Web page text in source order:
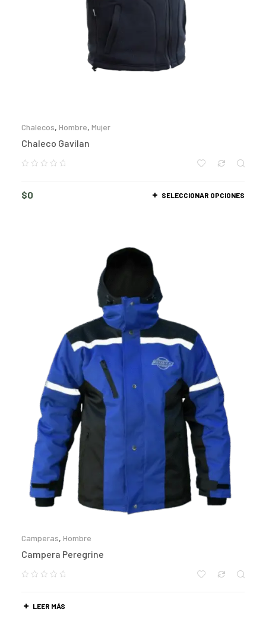
Chalecos, Hombre, Mujer
Chaleco Gavilan
$0 SELECCIONAR OPCIONES
Camperas, Hombre
Campera Peregrine
LEER MÁS